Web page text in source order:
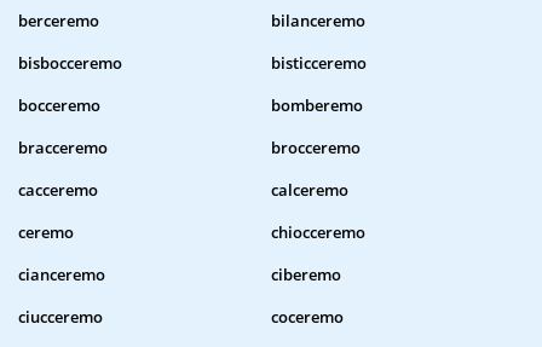
berceremo
bilanceremo
bisbocceremo
bisticceremo
bocceremo
bomberemo
bracceremo
brocceremo
cacceremo
calceremo
ceremo
chiocceremo
cianceremo
ciberemo
ciucceremo
coceremo